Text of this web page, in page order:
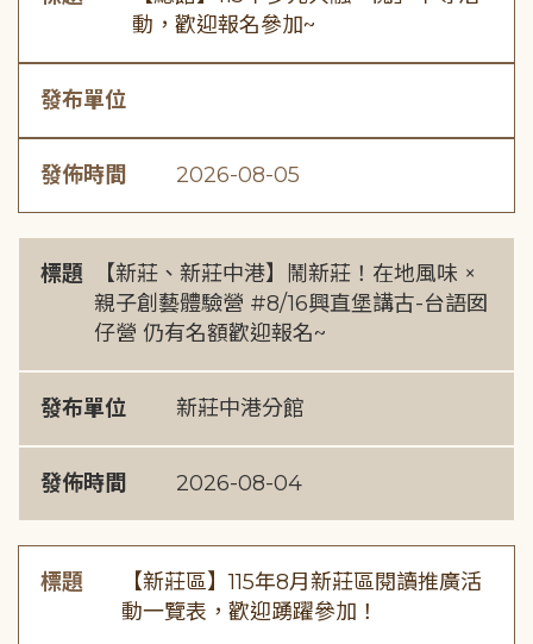
動，歡迎報名參加~
發布單位
發佈時間 2026-08-05
標題
【新莊、新莊中港】鬧新莊！在地風味 ×
親子創藝體驗營 #8/16興直堡講古-台語囡
仔營 仍有名額歡迎報名~
發布單位 新莊中港分館
發佈時間 2026-08-04
標題
【新莊區】115年8月新莊區閱讀推廣活
動一覽表，歡迎踴躍參加！